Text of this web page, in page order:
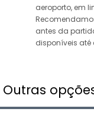
aeroporto, em
antes da
disponíveis até
Outras